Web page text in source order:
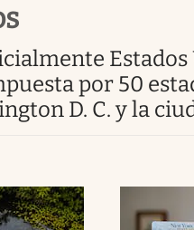
por 50
D. C. y la